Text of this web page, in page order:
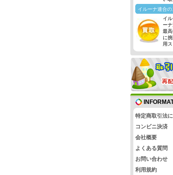
イルーナ連合
イ
ー
最
に
用ス
特定商取引法
コンビニ決済
会社概要
よくある質問
お問い合わせ
利用規約